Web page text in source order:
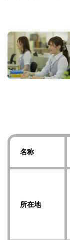
名称
所在地